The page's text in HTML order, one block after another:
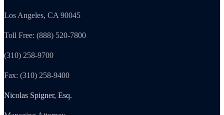
Los Angeles, CA 90045
Toll Free: (888) 520-7800
(310) 258-9700
Fax: (310) 258-9400
Nicolas Spigner, Esq.